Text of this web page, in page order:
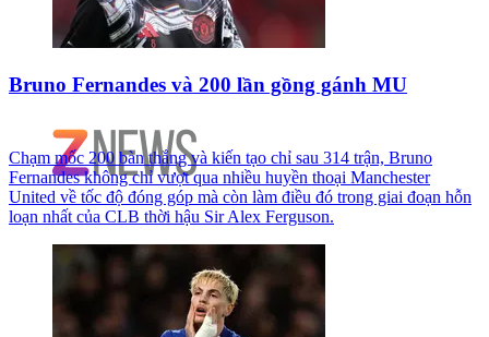
Bruno Fernandes và 200 lần gồng gánh MU
Chạm mốc 200 bàn thắng và kiến tạo chỉ sau 314 trận, Bruno
Fernandes không chỉ vượt qua nhiều huyền thoại Manchester
United về tốc độ đóng góp mà còn làm điều đó trong giai đoạn hỗn
loạn nhất của CLB thời hậu Sir Alex Ferguson.